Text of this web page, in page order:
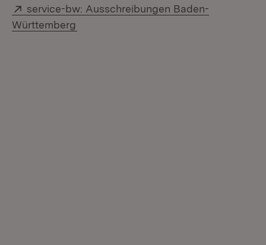
Extern:
service-bw: Ausschreibungen Baden-
Württemberg